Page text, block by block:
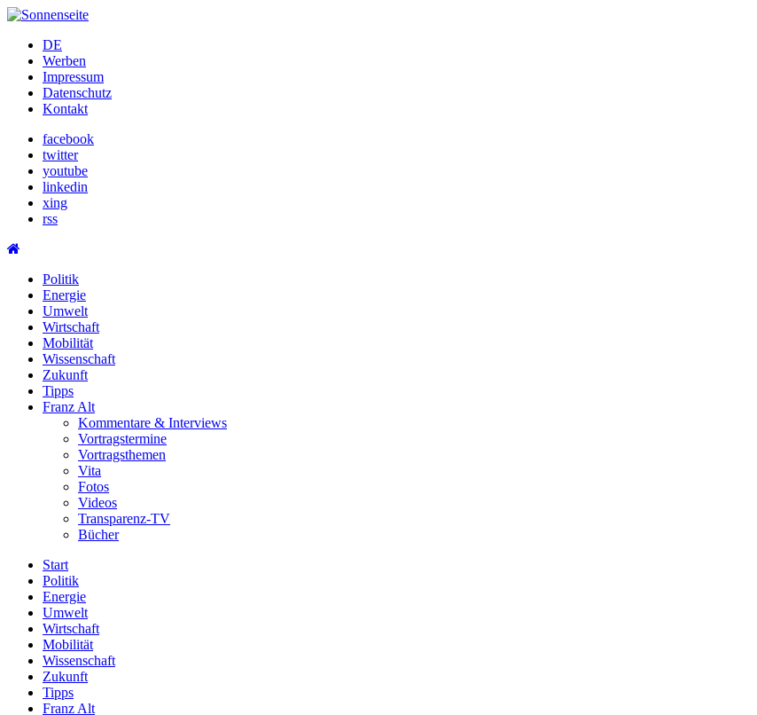
Skip
contentDE
Werben
Impressum
Datenschutz
Kontakt
facebook
twitter
youtube
linkedin
xing
rss
Politik
Energie
Umwelt
Wirtschaft
Mobilität
Wissenschaft
Zukunft
Tipps
Franz Alt
Kommentare & Interviews
Vortragstermine
Vortragsthemen
Vita
Fotos
Videos
Transparenz-TV
Bücher
Start
Politik
Energie
Umwelt
Wirtschaft
Mobilität
Wissenschaft
Zukunft
Tipps
Franz Alt